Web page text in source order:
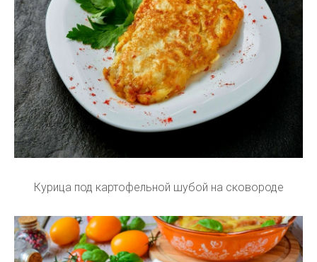
Курица под картофельной шубой на сковороде